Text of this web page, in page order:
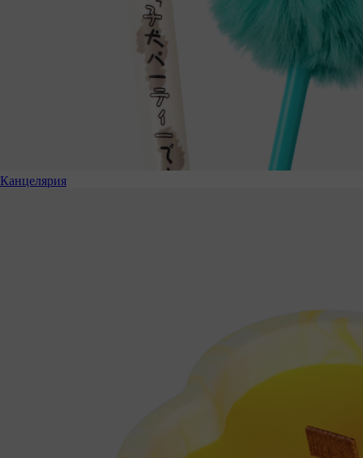
Канцелярия